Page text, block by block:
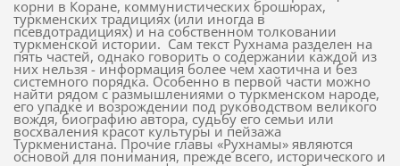
корни в Коране, коммунистических брошюрах,
туркменских традициях (или иногда в
псевдотрадициях) и на собственном толковании
туркменской истории. Сам текст Рухнама разделен на
пять частей, однако говорить о содержании каждой из
них нельзя - информация более чем хаотична и без
системного порядка. Особенно в первой части можно
найти рядом с размышлениями о туркменском народе,
его упадке и возрождении под руководством великого
вождя, биографию автора, судьбу его семьи или
восхваления красот культуры и пейзажа
Туркменистана. Прочие главы «Рухнамы» являются
основой для понимания, прежде всего, исторического и